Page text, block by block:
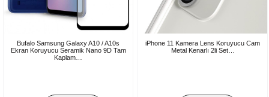
Bufalo Samsung Galaxy A10 / A10s
Ekran Koruyucu Seramik Nano 9D Tam
Kaplam…
iPhone 11 Kamera Lens Koruyucu Cam
Metal Kenarlı 2li Set…